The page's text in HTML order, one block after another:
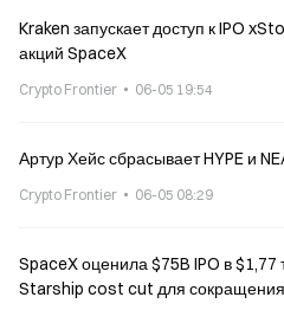
Kraken запускает доступ к IPO
акций SpaceX
Crypto Frontier 06-05 19:54
Артур Хейс сбрасывает HYPE и
Crypto Frontier 06-05 08:29
SpaceX оценила $75B IPO в $1,77 триллиона, нацелена на 99%
Starship cost cut для сокращения